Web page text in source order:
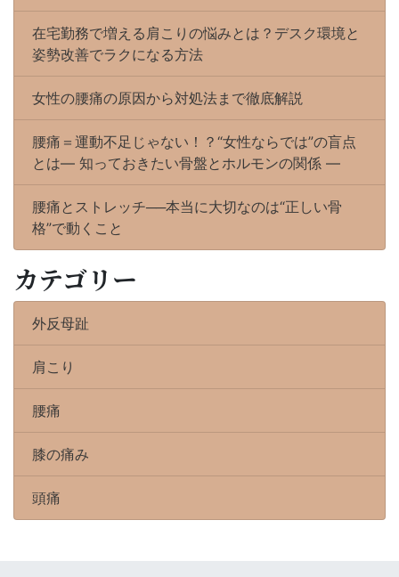
痛
ベ
ッ
が
悪
在宅勤務で増える肩こりの悩みとは？デスク環境と
姿勢改善でラクになる方法
女性の腰痛の原因から対処法まで徹底解説
腰痛＝運動不足じゃない！？“女性ならでは”の盲点
とは― 知っておきたい骨盤とホルモンの関係 ―
腰痛とストレッチ──本当に大切なのは“正しい骨
格”で動くこと
カテゴリー
外反母趾
肩こり
腰痛
膝の痛み
頭痛